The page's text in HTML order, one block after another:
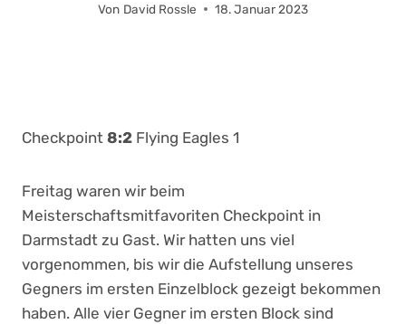
Von David Rossle 18. Januar 2023
Checkpoint 8:2 Flying Eagles 1
Freitag waren wir beim
Meisterschaftsmitfavoriten Checkpoint in
Darmstadt zu Gast. Wir hatten uns viel
vorgenommen, bis wir die Aufstellung unseres
Gegners im ersten Einzelblock gezeigt bekommen
haben. Alle vier Gegner im ersten Block sind